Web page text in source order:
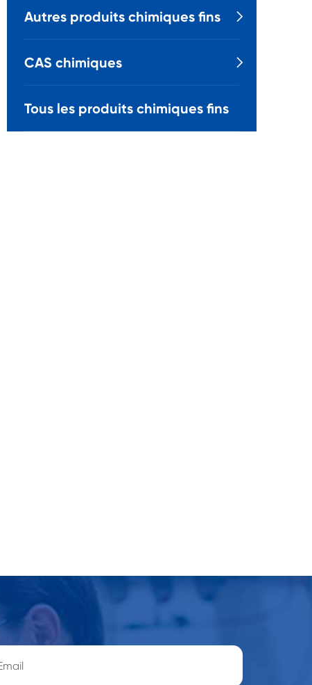
Autres produits chimiques fins 
CAS chimiques 
Tous les produits chimiques fins